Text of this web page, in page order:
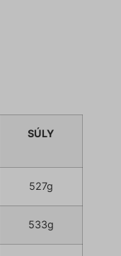
SÚLY
527g
533g